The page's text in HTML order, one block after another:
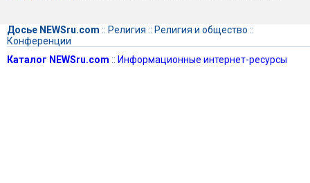
Досье NEWSru.com :: Религия :: Религия и общество ::
Конференции
Каталог NEWSru.com :: Информационные интернет-ресурсы